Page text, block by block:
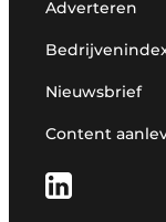
Adverteren
Nieuwsbrief
Content